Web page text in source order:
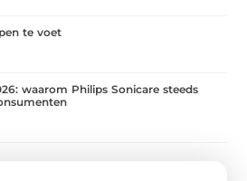
te voet
waarom Philips Sonicare steeds